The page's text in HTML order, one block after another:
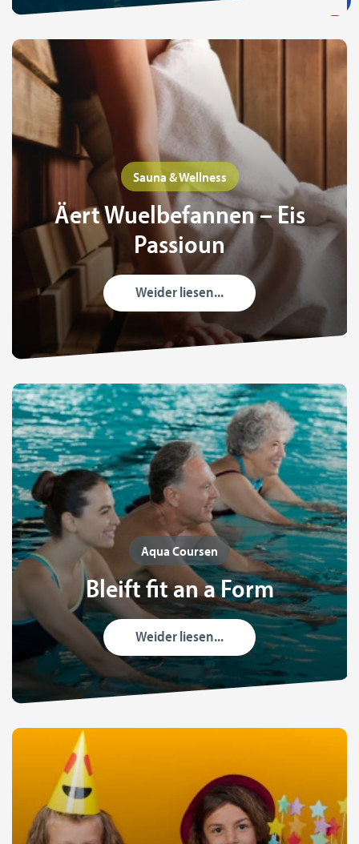
Sauna & Wellness
Äert Wuelbefannen – Eis
Passioun
Weider liesen...
Aqua Coursen
Bleift fit an a Form
Weider liesen...